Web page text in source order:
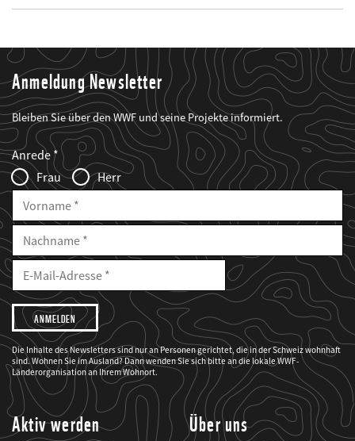
Anmeldung Newsletter
Bleiben Sie über den WWF und seine Projekte informiert.
Web2Case
Infofelder
Fieldset
anrede_name
Anrede
Frau
Herr
Vorname
Nachname
E-
Mailadresse
E-
Adresse
Ich
möchte,
dass
der
WWF
mich
über
seine
Projekte
informiert.
Die Inhalte des Newsletters sind nur an Personen gerichtet, die in der Schweiz wohnhaft
sind. Wohnen Sie im Ausland? Dann wenden Sie sich bitte an die lokale WWF-
Länderorganisation an Ihrem Wohnort.
Aktiv werden Über uns